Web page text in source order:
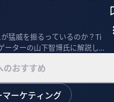
猛威を振るっているのか？Ti
ーターの山下智博氏に解説し...
のおすすめ
ーケティング